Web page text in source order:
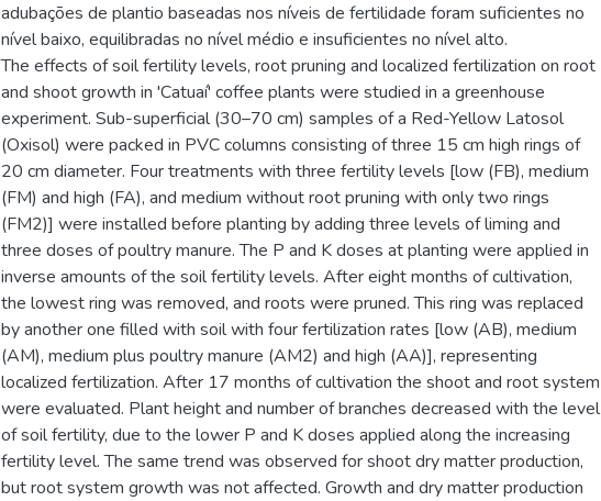
adubações de plantio baseadas nos níveis de fertilidade foram suficientes no
nível baixo, equilibradas no nível médio e insuficientes no nível alto.
The effects of soil fertility levels, root pruning and localized fertilization on root
and shoot growth in 'Catuaí' coffee plants were studied in a greenhouse
experiment. Sub-superficial (30–70 cm) samples of a Red-Yellow Latosol
(Oxisol) were packed in PVC columns consisting of three 15 cm high rings of
20 cm diameter. Four treatments with three fertility levels [low (FB), medium
(FM) and high (FA), and medium without root pruning with only two rings
(FM2)] were installed before planting by adding three levels of liming and
three doses of poultry manure. The P and K doses at planting were applied in
inverse amounts of the soil fertility levels. After eight months of cultivation,
the lowest ring was removed, and roots were pruned. This ring was replaced
by another one filled with soil with four fertilization rates [low (AB), medium
(AM), medium plus poultry manure (AM2) and high (AA)], representing
localized fertilization. After 17 months of cultivation the shoot and root system
were evaluated. Plant height and number of branches decreased with the level
of soil fertility, due to the lower P and K doses applied along the increasing
fertility level. The same trend was observed for shoot dry matter production,
but root system growth was not affected. Growth and dry matter production